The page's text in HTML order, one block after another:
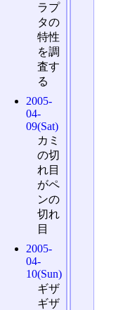
ラプ
タの
特性
を調
査す
る
2005-
04-
09(Sat)
カミ
の切
れ目
がペ
ンの
切れ
目
2005-
04-
10(Sun)
ギザ
ギザ